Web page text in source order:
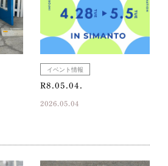
イベント情報
R8.05.04.
2026.05.04